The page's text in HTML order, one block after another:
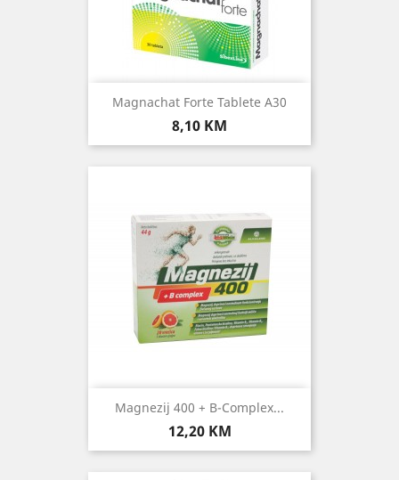
Magnachat Forte Tablete A30
Cijena
8,10 KM
Magnezij 400 + B-Complex...
Cijena
12,20 KM